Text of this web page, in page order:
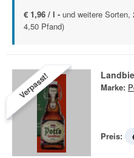
€ 1,96 / l - und weitere
4,50 Pfand)
Verpasst! Marke:
Preis: